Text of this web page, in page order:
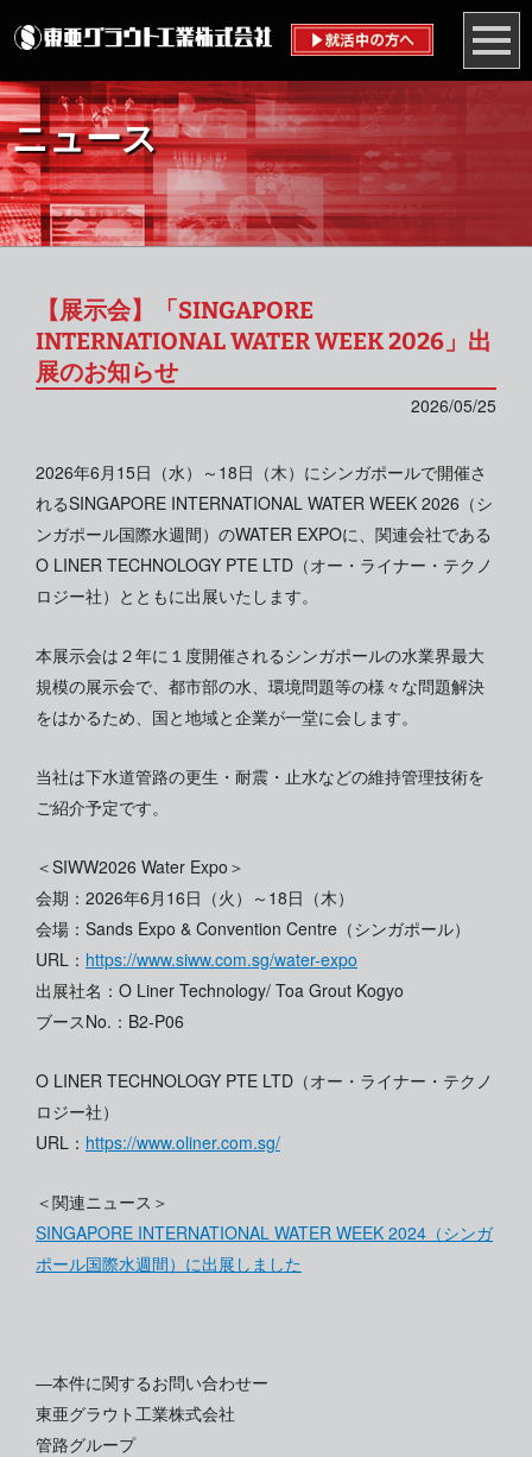
ニュース
【展示会】「SINGAPORE
INTERNATIONAL WATER WEEK 2026」出
展のお知らせ
2026/05/25
2026年6月15日（水）～18日（木）にシンガポールで開催さ
れるSINGAPORE INTERNATIONAL WATER WEEK 2026（シ
ンガポール国際水週間）のWATER EXPOに、関連会社である
O LINER TECHNOLOGY PTE LTD（オー・ライナー・テクノ
ロジー社）とともに出展いたします。
本展示会は２年に１度開催されるシンガポールの水業界最大
規模の展示会で、都市部の水、環境問題等の様々な問題解決
をはかるため、国と地域と企業が一堂に会します。
当社は下水道管路の更生・耐震・止水などの維持管理技術を
ご紹介予定です。
＜SIWW2026 Water Expo＞
会期：2026年6月16日（火）～18日（木）
会場：Sands Expo & Convention Centre（シンガポール）
URL： https://www.siww.com.sg/water-expo
出展社名：O Liner Technology/ Toa Grout Kogyo
ブースNo.：B2-P06
O LINER TECHNOLOGY PTE LTD（オー・ライナー・テクノ
ロジー社）
URL： https://www.oliner.com.sg/
＜関連ニュース＞
SINGAPORE INTERNATIONAL WATER WEEK 2024（シンガ
ポール国際水週間）に出展しました
―本件に関するお問い合わせー
東亜グラウト工業株式会社
管路グループ